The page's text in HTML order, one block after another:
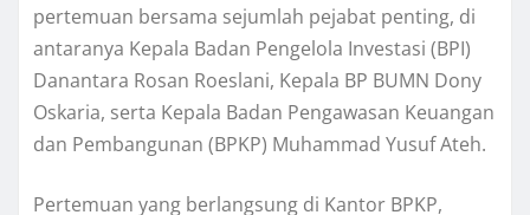
pertemuan bersama sejumlah pejabat penting, di
antaranya Kepala Badan Pengelola Investasi (BPI)
Danantara Rosan Roeslani, Kepala BP BUMN Dony
Oskaria, serta Kepala Badan Pengawasan Keuangan
dan Pembangunan (BPKP) Muhammad Yusuf Ateh.
Pertemuan yang berlangsung di Kantor BPKP,